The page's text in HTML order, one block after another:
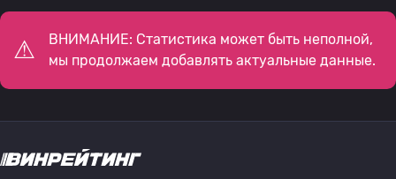
ВНИМАНИЕ: Статистика может быть неполной,
мы продолжаем добавлять актуальные данные.